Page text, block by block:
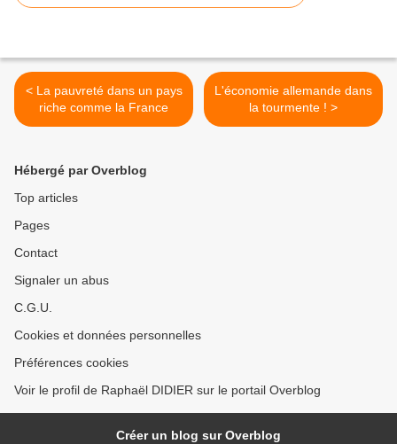
< La pauvreté dans un pays
riche comme la France
L'économie allemande dans
la tourmente ! >
Hébergé par Overblog
Top articles
Pages
Contact
Signaler un abus
C.G.U.
Cookies et données personnelles
Préférences cookies
Voir le profil de Raphaël DIDIER sur le portail Overblog
Créer un blog sur Overblog